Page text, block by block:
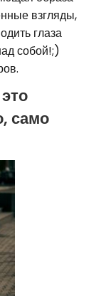
взгляды,
глаза
собой!;)
само